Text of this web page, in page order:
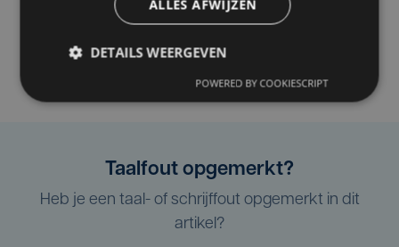
Taalfout opgemerkt?
Heb je een taal- of schrijffout opgemerkt in dit
artikel?
ALLES AFWIJZEN
DETAILS WEERGEVEN
POWERED BY COOKIESCRIPT